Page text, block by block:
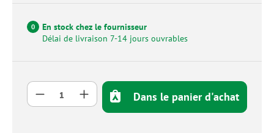
0
En stock chez le fournisseur
Délai de livraison 7-14 jours ouvrables
Quantité de produit : Entrez la quantité
Dans le panier d'achat